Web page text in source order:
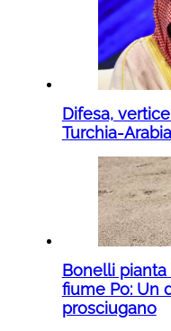
Difesa,
Turchia-
Bonelli
fiume Po: Un
prosciugano